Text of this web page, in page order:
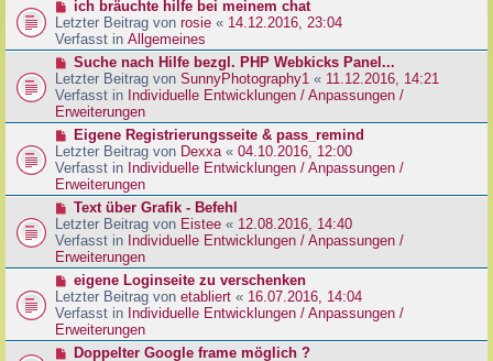
r
a
g
r
B
e
t
r
a
g
N
e
u
e
r
B
e
i
r
a
g
ich bräuchte hilfe bei meinem chat
Letzter Beitrag von rosie « 14.12.2016, 23:04
Verfasst in Allgemeines
N
e
u
e
r
B
e
i
t
a
g
Suche nach Hilfe bezgl. PHP Webkicks Panel...
Letzter Beitrag von SunnyPhotography1 « 11.12.2016, 14:21
Verfasst in Individuelle Entwicklungen / Anpassungen /
Erweiterungen
N
e
u
e
r
B
e
i
t
a
g
Eigene Registrierungsseite & pass_remind
Letzter Beitrag von Dexxa« 04.10.2016, 12:00
Verfasst in Individuelle Entwicklungen / Anpassungen /
Erweiterungen
N
e
u
e
r
B
e
i
t
Text über Grafik - Befehl
Letzter Beitrag von Eistee « 12.08.2016, 14:40
Verfasst in Individuelle Entwicklungen / Anpassungen /
Erweiterungen
N
e
u
e
r
eigene Loginseite zu verschenken
Letzter Beitrag von etabliert « 16.07.2016, 14:04
Verfasst in Individuelle Entwicklungen / Anpassungen /
Erweiterungen
NDoppelter Google frame möglich ?